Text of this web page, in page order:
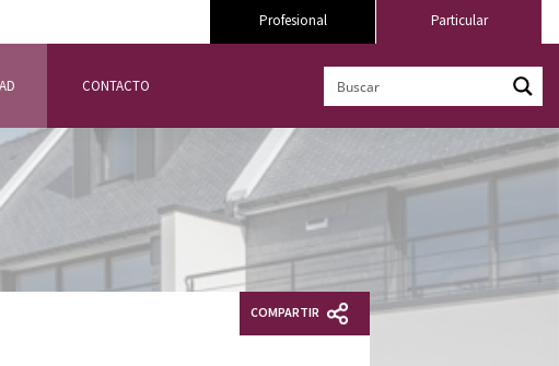
Particular
Profesional
CONTACTO
COMPARTIR